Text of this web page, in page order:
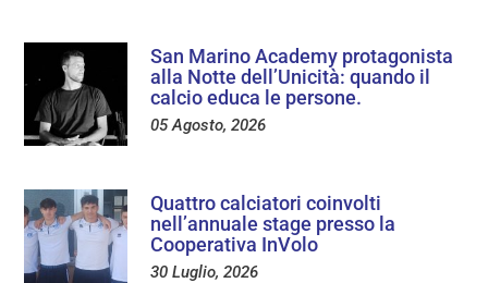
San Marino Academy protagonista
alla Notte dell’Unicità: quando il
calcio educa le persone.
05 Agosto, 2026
Quattro calciatori coinvolti
nell’annuale stage presso la
Cooperativa InVolo
30 Luglio, 2026